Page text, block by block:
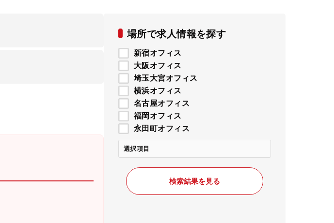
場所で求人情報を探す
新宿オフィス
大阪オフィス
埼玉大宮オフィス
横浜オフィス
名古屋オフィス
福岡オフィス
永田町オフィス
選択項目
検索結果を見る